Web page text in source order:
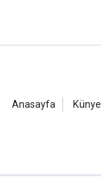
Anasayfa Künye